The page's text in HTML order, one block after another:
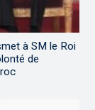
à SM le Roi
de